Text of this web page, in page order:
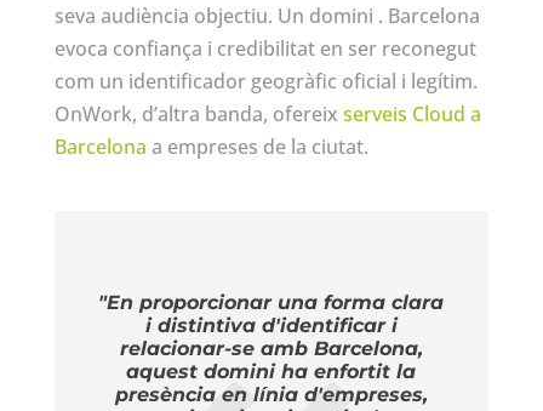
seva audiència objectiu. Un domini . Barcelona
evoca confiança i credibilitat en ser reconegut
com un identificador geogràfic oficial i legítim.
OnWork, d’altra banda, ofereix serveis Cloud a
Barcelona a empreses de la ciutat.
"En proporcionar una forma clara
i distintiva d'identificar i
relacionar-se amb Barcelona,
aquest domini ha enfortit la
presència en línia d'empreses,